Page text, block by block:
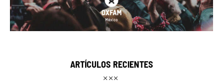
ARTÍCULOS RECIENTES